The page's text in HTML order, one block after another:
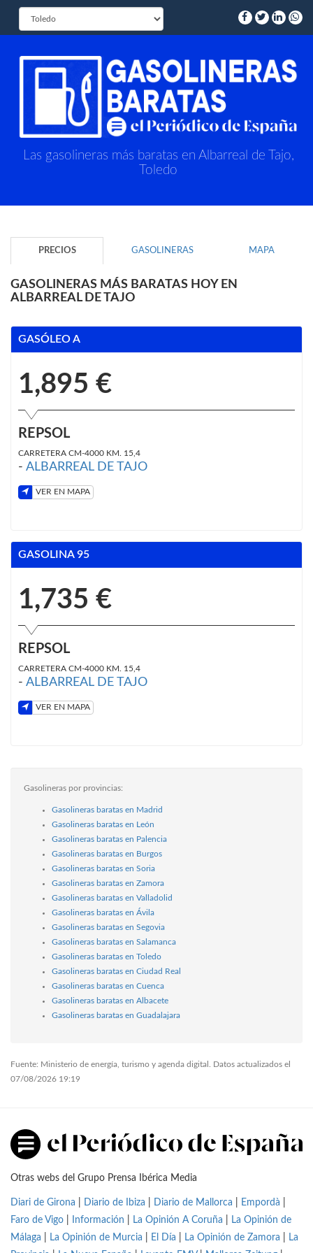
Las gasolineras más baratas en Albarreal de Tajo,
Toledo
PRECIOS GASOLINERAS MAPA
GASOLINERAS MÁS BARATAS HOY EN
ALBARREAL DE TAJO
GASÓLEO A
1,895 €
REPSOL
CARRETERA CM-4000 KM. 15,4
- ALBARREAL DE TAJO
VER EN MAPA
GASOLINA 95
1,735 €
REPSOL
CARRETERA CM-4000 KM. 15,4
- ALBARREAL DE TAJO
VER EN MAPA
Gasolineras por provincias:
Gasolineras baratas en Madrid
Gasolineras baratas en León
Gasolineras baratas en Palencia
Gasolineras baratas en Burgos
Gasolineras baratas en Soria
Gasolineras baratas en Zamora
Gasolineras baratas en Valladolid
Gasolineras baratas en Ávila
Gasolineras baratas en Segovia
Gasolineras baratas en Salamanca
Gasolineras baratas en Toledo
Gasolineras baratas en Ciudad Real
Gasolineras baratas en Cuenca
Gasolineras baratas en Albacete
Gasolineras baratas en Guadalajara
Fuente: Ministerio de energía, turismo y agenda digital. Datos actualizados el
07/08/2026 19:19
Otras webs del Grupo Prensa Ibérica Media
Diari de Girona Diario de Ibiza Diario de Mallorca Empordà
Faro de Vigo
Información La Opinión A Coruña
La Opinión de
Málaga
La Opinión de Murcia El Día La Opinión de Zamora
La